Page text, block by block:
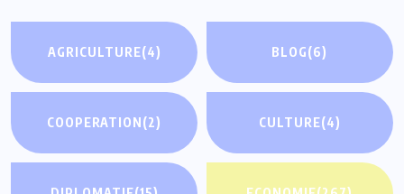
AGRICULTURE(4) BLOG(6)
COOPERATION(2) CULTURE(4)